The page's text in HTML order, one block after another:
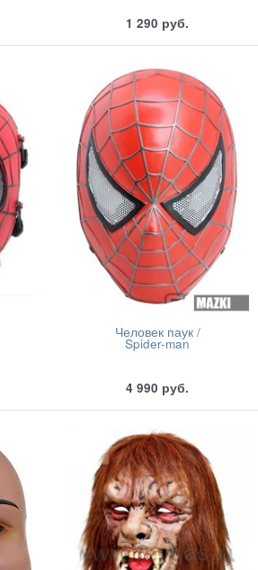
1 290 руб.
Человек паук /
Spider-man
4 990 руб.